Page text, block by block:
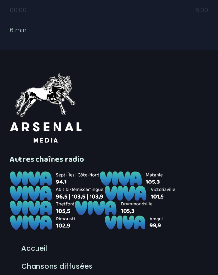
00:00 6:00
6 min
Autres chaînes radio
Accueil
Chansons diffusées